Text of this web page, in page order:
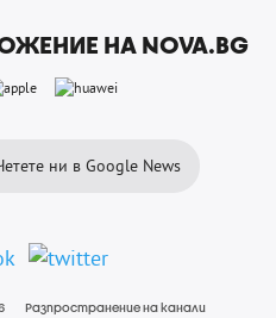
НА NOVA.BG
ни в Google News
Разпространение на канали